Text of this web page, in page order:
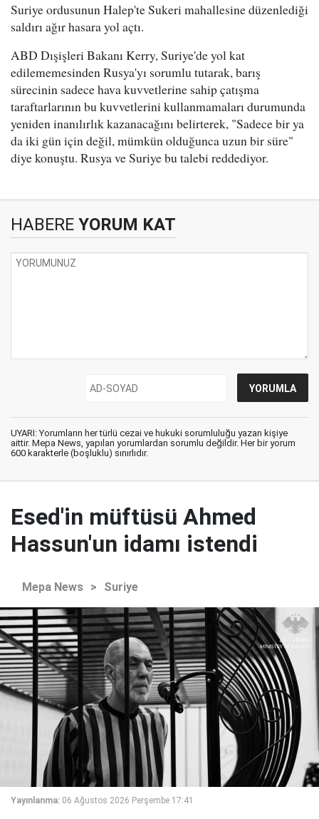
Suriye ordusunun Halep'te Sukeri mahallesine düzenlediği
saldırı ağır hasara yol açtı.
ABD Dışişleri Bakanı Kerry, Suriye'de yol kat
edilememesinden Rusya'yı sorumlu tutarak, barış
sürecinin sadece hava kuvvetlerine sahip çatışma
taraftarlarının bu kuvvetlerini kullanmamaları durumunda
yeniden inanılırlık kazanacağını belirterek, "Sadece bir ya
da iki gün için değil, mümkün olduğunca uzun bir süre"
diye konuştu. Rusya ve Suriye bu talebi reddediyor.
HABERE YORUM KAT
UYARI: Yorumların her türlü cezai ve hukuki sorumluluğu yazan kişiye
aittir. Mepa News, yapılan yorumlardan sorumlu değildir. Her bir yorum
600 karakterle (boşluklu) sınırlıdır.
Esed'in müftüsü Ahmed
Hassun'un idamı istendi
Mepa News > Suriye
Yayınlanma: 06 Ağustos 2026 Perşembe 17:41